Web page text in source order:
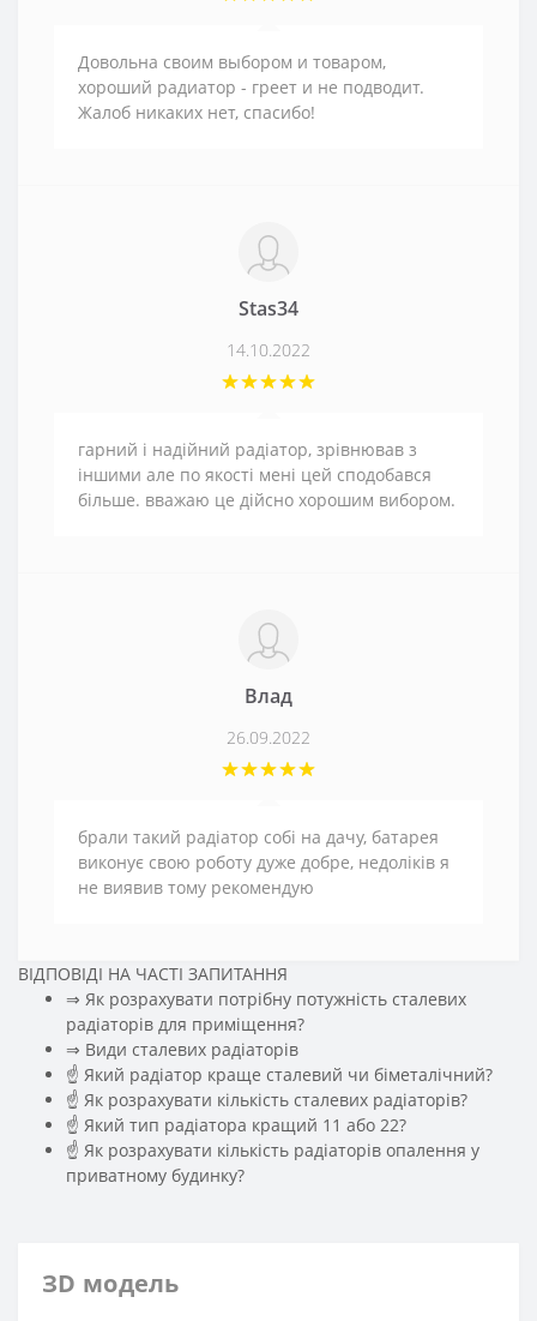
Довольна своим выбором и товаром,
хороший радиатор - греет и не подводит.
Жалоб никаких нет, спасибо!
Stas34
14.10.2022
гарний і надійний радіатор, зрівнював з
іншими але по якості мені цей сподобався
більше. вважаю це дійсно хорошим вибором.
Влад
26.09.2022
брали такий радіатор собі на дачу, батарея
виконує свою роботу дуже добре, недоліків я
не виявив тому рекомендую
ВІДПОВІДІ НА ЧАСТІ ЗАПИТАННЯ
⇒ Як розрахувати потрібну потужність сталевих
радіаторів для приміщення?
️⇒ Види сталевих радіаторів
☝ Який радіатор краще сталевий чи біметалічний?
☝ Як розрахувати кількість сталевих радіаторів?
☝ Який тип радіатора кращий 11 або 22?
☝ Як розрахувати кількість радіаторів опалення у
приватному будинку?
ЗD модель